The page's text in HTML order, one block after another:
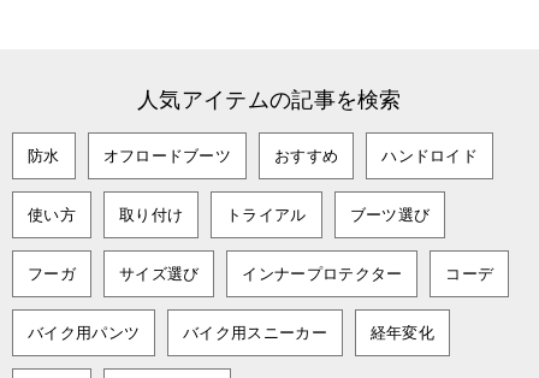
人気アイテムの記事を検索
防水 オフロードブーツ おすすめ ハンドロイド
使い方 取り付け トライアル ブーツ選び
フーガ サイズ選び インナープロテクター コーデ
バイク用パンツ バイク用スニーカー 経年変化